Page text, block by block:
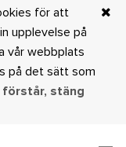
för att
upplevelse på
vår webbplats
på det sätt som
förstår, stäng